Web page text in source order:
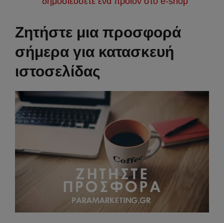
Ζητήστε μια προσφορά
σήμερα για κατασκευή
ιστοσελίδας